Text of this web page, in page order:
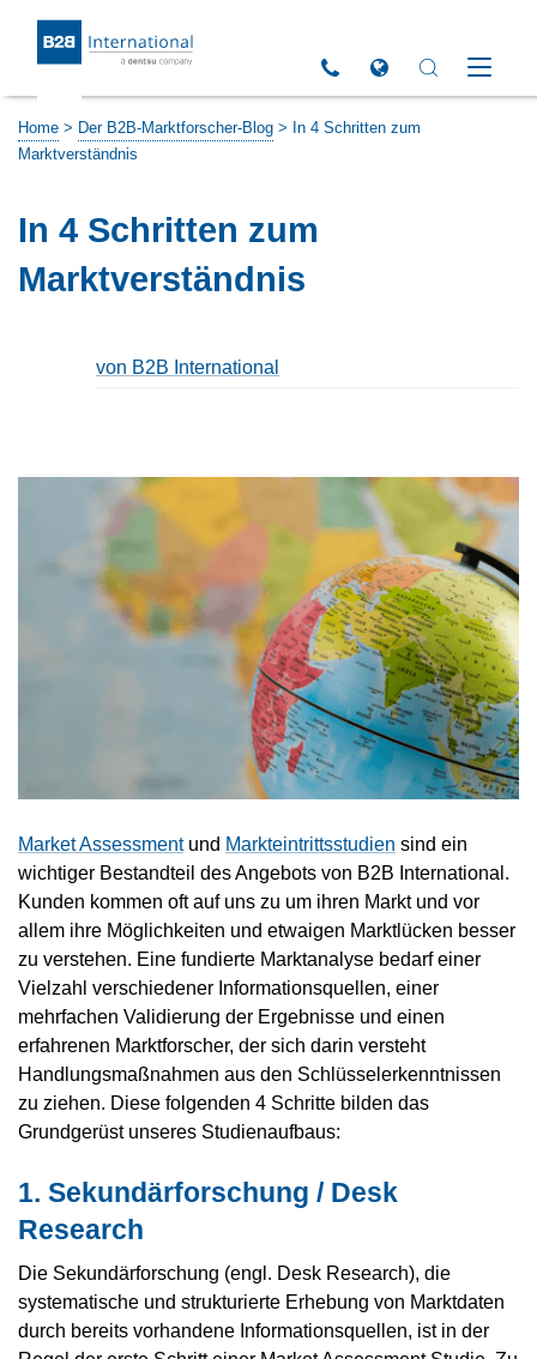
Click to call us
Home > Der B2B-Marktforscher-Blog > In 4 Schritten zum
Marktverständnis
In 4 Schritten zum
Marktverständnis
von B2B International
Market Assessmentund Markteintrittsstudien sind ein
wichtiger Bestandteil des Angebots von B2B International.
Kunden kommen oft auf uns zu um ihren Markt und vor
allem ihre Möglichkeiten und etwaigen Marktlücken besser
zu verstehen. Eine fundierte Marktanalyse bedarf einer
Vielzahl verschiedener Informationsquellen, einer
mehrfachen Validierung der Ergebnisse und einen
erfahrenen Marktforscher, der sich darin versteht
Handlungsmaßnahmen aus den Schlüsselerkenntnissen
zu ziehen. Diese folgenden 4 Schritte bilden das
Grundgerüst unseres Studienaufbaus:
1. Sekundärforschung / Desk
Research
Die Sekundärforschung (engl. Desk Research), die
systematische und strukturierte Erhebung von Marktdaten
durch bereits vorhandene Informationsquellen, ist in der